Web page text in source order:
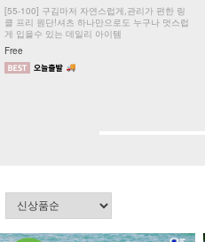
[55-100] 구김마저 자연스럽게,관리가 편한 링
클 프리 원단!셔츠 하나만으로도 누구나 멋스럽
게 입을수 있는 데일리 아이템
Free